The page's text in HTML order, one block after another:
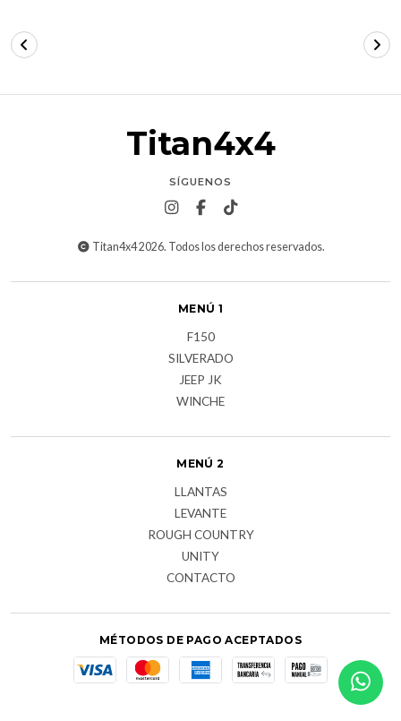
Titan4x4
SÍGUENOS
Titan4x4 2026. Todos los derechos reservados.
MENÚ 1
F150
SILVERADO
JEEP JK
WINCHE
MENÚ 2
LLANTAS
LEVANTE
ROUGH COUNTRY
UNITY
CONTACTO
MÉTODOS DE PAGO ACEPTADOS